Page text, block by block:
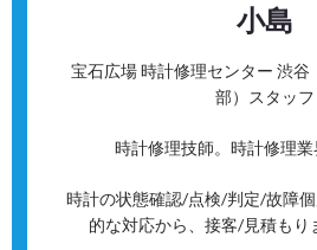
小島
宝石広場 時計修理センター 渋谷
部）スタッフ
時計修理技師。時計修理業
時計の状態確認/点検/判定/故障
的な対応から、接客/見積もり